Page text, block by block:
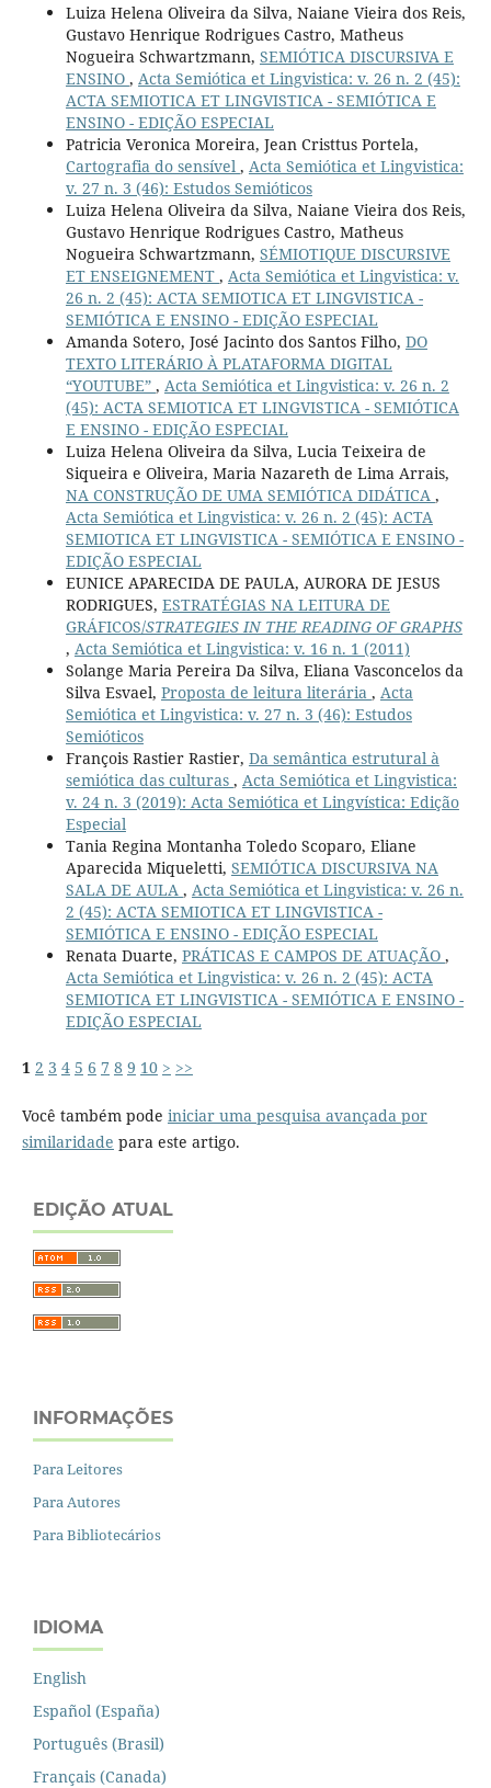
Luiza Helena Oliveira da Silva, Naiane Vieira dos Reis,
Gustavo Henrique Rodrigues Castro, Matheus
Nogueira Schwartzmann, SEMIÓTICA DISCURSIVA E
ENSINO , Acta Semiótica et Lingvistica: v. 26 n. 2 (45):
ACTA SEMIOTICA ET LINGVISTICA - SEMIÓTICA E
ENSINO - EDIÇÃO ESPECIAL
Patricia Veronica Moreira, Jean Cristtus Portela,
Cartografia do sensível , Acta Semiótica et Lingvistica:
v. 27 n. 3 (46): Estudos Semióticos
Luiza Helena Oliveira da Silva, Naiane Vieira dos Reis,
Gustavo Henrique Rodrigues Castro, Matheus
Nogueira Schwartzmann, SÉMIOTIQUE DISCURSIVE
ET ENSEIGNEMENT , Acta Semiótica et Lingvistica: v.
26 n. 2 (45): ACTA SEMIOTICA ET LINGVISTICA -
SEMIÓTICA E ENSINO - EDIÇÃO ESPECIAL
Amanda Sotero, José Jacinto dos Santos Filho, DO
TEXTO LITERÁRIO À PLATAFORMA DIGITAL
“YOUTUBE” , Acta Semiótica et Lingvistica: v. 26 n. 2
(45): ACTA SEMIOTICA ET LINGVISTICA - SEMIÓTICA
E ENSINO - EDIÇÃO ESPECIAL
Luiza Helena Oliveira da Silva, Lucia Teixeira de
Siqueira e Oliveira, Maria Nazareth de Lima Arrais,
NA CONSTRUÇÃO DE UMA SEMIÓTICA DIDÁTICA ,
Acta Semiótica et Lingvistica: v. 26 n. 2 (45): ACTA
SEMIOTICA ET LINGVISTICA - SEMIÓTICA E ENSINO -
EDIÇÃO ESPECIAL
EUNICE APARECIDA DE PAULA, AURORA DE JESUS
RODRIGUES, ESTRATÉGIAS NA LEITURA DE
GRÁFICOS/STRATEGIES IN THE READING OF GRAPHS
, Acta Semiótica et Lingvistica: v. 16 n. 1 (2011)
Solange Maria Pereira Da Silva, Eliana Vasconcelos da
Silva Esvael, Proposta de leitura literária , Acta
Semiótica et Lingvistica: v. 27 n. 3 (46): Estudos
Semióticos
François Rastier Rastier, Da semântica estrutural à
semiótica das culturas , Acta Semiótica et Lingvistica:
v. 24 n. 3 (2019): Acta Semiótica et Lingvística: Edição
Especial
Tania Regina Montanha Toledo Scoparo, Eliane
Aparecida Miqueletti, SEMIÓTICA DISCURSIVA NA
SALA DE AULA , Acta Semiótica et Lingvistica: v. 26 n.
2 (45): ACTA SEMIOTICA ET LINGVISTICA -
SEMIÓTICA E ENSINO - EDIÇÃO ESPECIAL
Renata Duarte, PRÁTICAS E CAMPOS DE ATUAÇÃO ,
Acta Semiótica et Lingvistica: v. 26 n. 2 (45): ACTA
SEMIOTICA ET LINGVISTICA - SEMIÓTICA E ENSINO -
EDIÇÃO ESPECIAL
1 2 3 4 5 6 7 8 9 10 > >>
Você também pode iniciar uma pesquisa avançada por
similaridade para este artigo.
EDIÇÃO ATUAL
INFORMAÇÕES
Para Leitores
Para Autores
Para Bibliotecários
IDIOMA
English
Español (España)
Português (Brasil)
Français (Canada)